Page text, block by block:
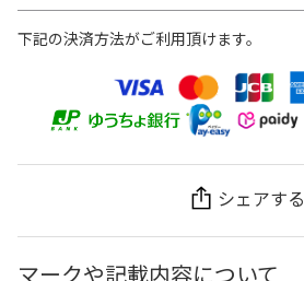
下記の決済方法がご利用頂けます。
シェアする
マークや記載内容について